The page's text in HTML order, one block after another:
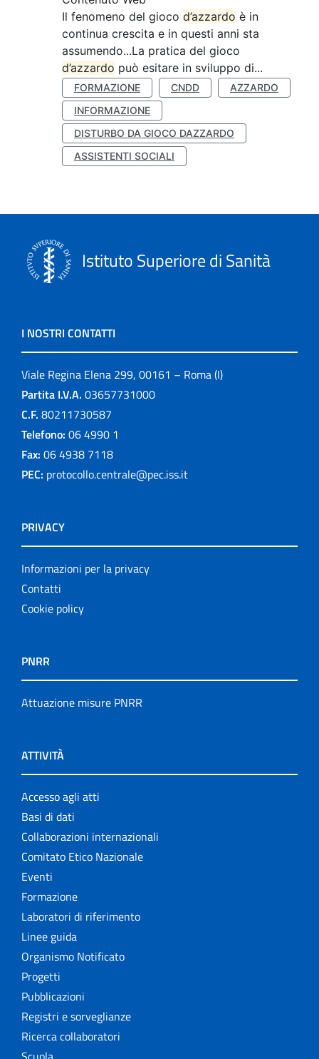
Il fenomeno del gioco d’azzardo è in
continua crescita e in questi anni sta
assumendo...La pratica del gioco
d’azzardo può esitare in sviluppo di...
FORMAZIONE CNDD
AZZARDO
INFORMAZIONE
DISTURBO DA GIOCO DAZZARDO
ASSISTENTI SOCIALI
Istituto Superiore di Sanità
I NOSTRI CONTATTI
Viale Regina Elena 299, 00161 – Roma (I)
Partita I.V.A. 03657731000
C.F. 80211730587
Telefono: 06 4990 1
Fax: 06 4938 7118
PEC: protocollo.centrale@pec.iss.it
PRIVACY
Informazioni per la privacy
Contatti
Cookie policy
PNRR
Attuazione misure PNRR
ATTIVITÀ
Accesso agli atti
Basi di dati
Collaborazioni internazionali
Comitato Etico Nazionale
Eventi
Formazione
Laboratori di riferimento
Linee guida
Organismo Notificato
Progetti
Pubblicazioni
Registri e sorveglianze
Ricerca collaboratori